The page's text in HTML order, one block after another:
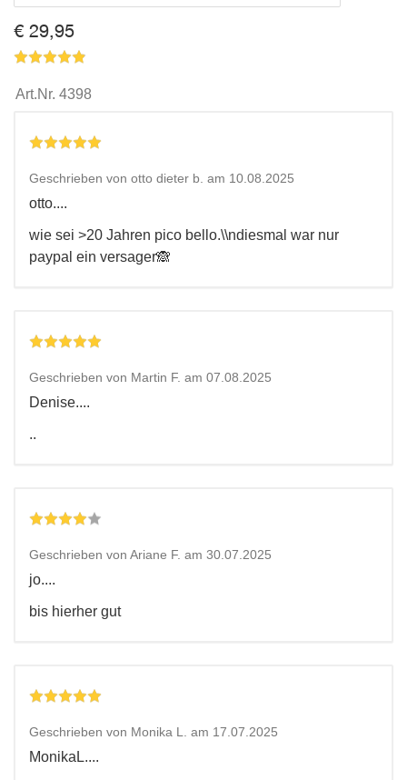
€ 29,95
Art.Nr. 4398
Geschrieben von otto dieter b. am 10.08.2025
otto....
wie sei >20 Jahren pico bello.\\ndiesmal war nur
paypal ein versager🙈
Geschrieben von Martin F. am 07.08.2025
Denise....
..
Geschrieben von Ariane F. am 30.07.2025
jo....
bis hierher gut
Geschrieben von Monika L. am 17.07.2025
MonikaL....